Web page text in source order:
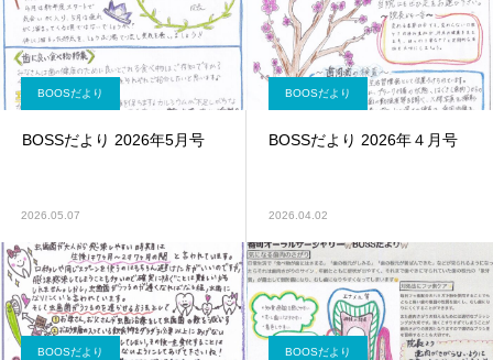
BOOSだより
BOSSだより 2026年5月号
2026.05.07
BOOSだより
BOSSだより 2026年４月号
2026.04.02
BOOSだより BOOSだより